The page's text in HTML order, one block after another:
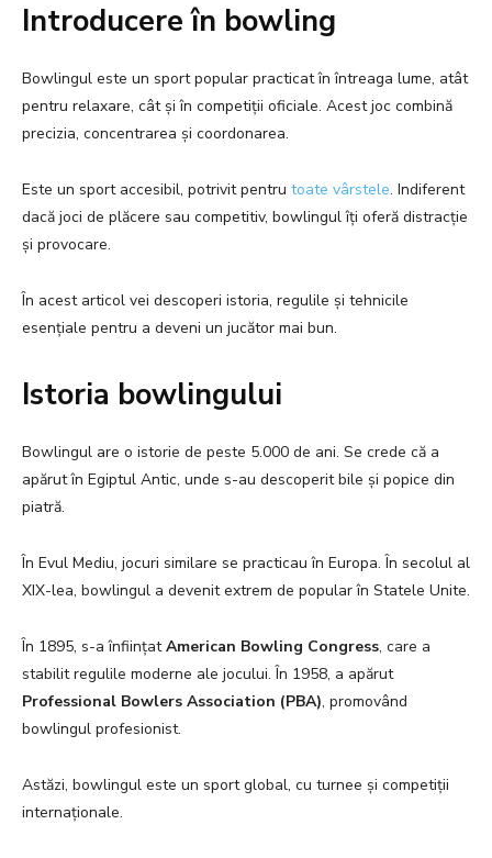
Introducere în bowling
Bowlingul este un sport popular practicat în întreaga lume, atât
pentru relaxare, cât și în competiții oficiale. Acest joc combină
precizia, concentrarea și coordonarea.
Este un sport accesibil, potrivit pentru toate vârstele. Indiferent
dacă joci de plăcere sau competitiv, bowlingul îți oferă distracție
și provocare.
În acest articol vei descoperi istoria, regulile și tehnicile
esențiale pentru a deveni un jucător mai bun.
Istoria bowlingului
Bowlingul are o istorie de peste 5.000 de ani. Se crede că a
apărut în Egiptul Antic, unde s-au descoperit bile și popice din
piatră.
În Evul Mediu, jocuri similare se practicau în Europa. În secolul al
XIX-lea, bowlingul a devenit extrem de popular în Statele Unite.
În 1895, s-a înființatAmerican Bowling Congress, care a
stabilit regulile moderne ale jocului. În 1958, a apărut
Professional Bowlers Association (PBA), promovând
bowlingul profesionist.
Astăzi, bowlingul este un sport global, cu turnee și competiții
internaționale.